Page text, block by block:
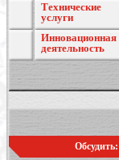
Технические
услуги
Инновационная
деятельность
Обсудить: